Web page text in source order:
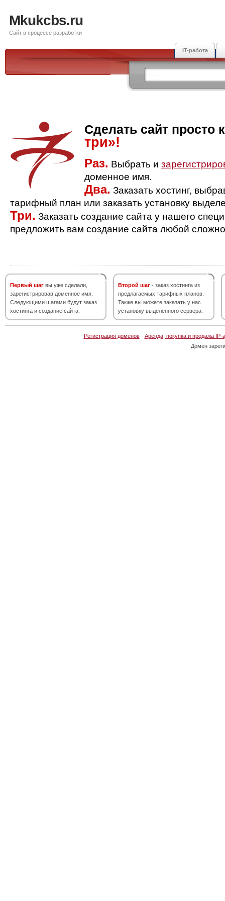
Mkukcbs.ru
Сайт в процессе разработки
IT-работа
Сделать сайт просто
три»!
Раз. Выбрать и
доменное имя.
Два. Заказать хостинг,
тарифный план или заказать установку
Три. Заказать создание сайта у нашего
предложить вам создание сайта любой
Первый шаг вы уже сделали,
зарегистрировав доменное имя.
Следующими шагами будут заказ
хостинга и создание сайта.
Второй шаг - заказ хостинга из
предлагаемых тарифных планов.
Также вы можете заказать у нас
установку выделенного сервера.
Регистрация доменов· Аренда, покупка и продажа IP-
Домен